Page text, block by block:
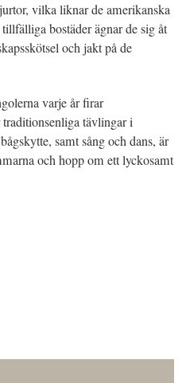
vilka liknar de amerikanska
bostäder ägnar de sig åt
och jakt på de
varje år firar
tävlingar i
samt sång och dans, är
och hopp om ett lyckosamt